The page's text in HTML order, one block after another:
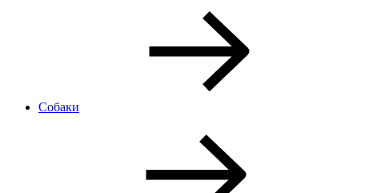
Собаки